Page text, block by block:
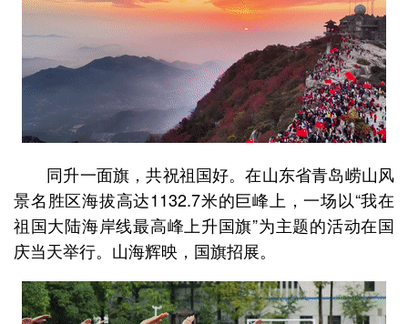
同升一面旗，共祝祖国好。在山东省青岛崂山风
景名胜区海拔高达1132.7米的巨峰上，一场以“我在
祖国大陆海岸线最高峰上升国旗”为主题的活动在国
庆当天举行。山海辉映，国旗招展。